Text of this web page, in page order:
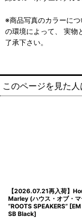
※商品写真のカラーに
の環境によって、 実物
了承下さい。
このページを見た
【2026.07.21再入荷】
Marley (ハウス・オブ・マ
“ROOTS SPEAKERS” [
SB Black]